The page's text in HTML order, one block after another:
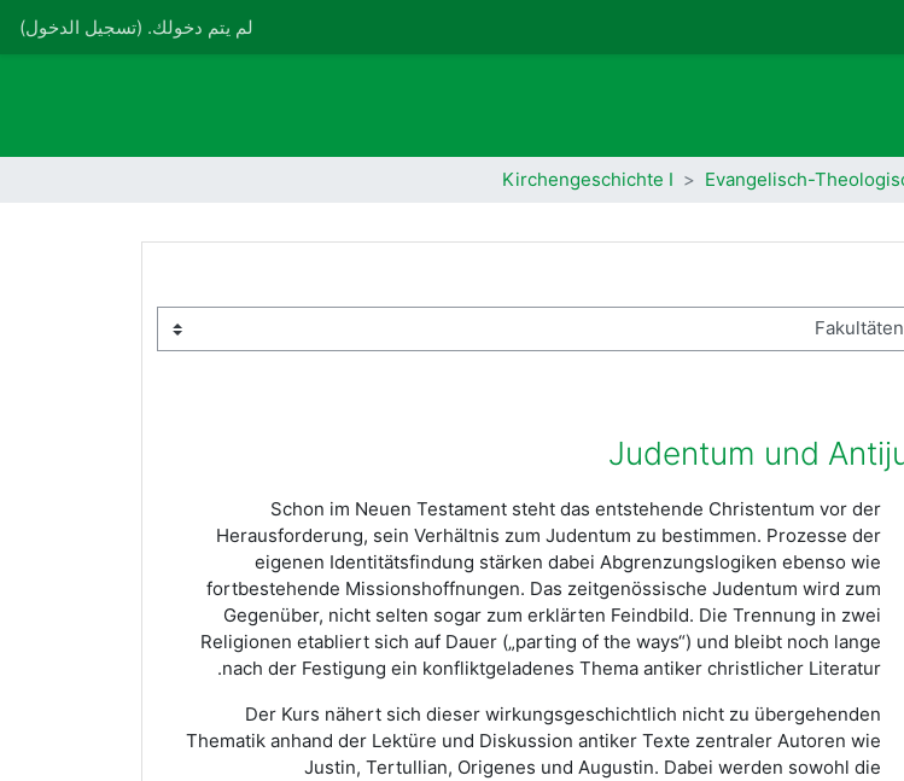
لم يتم دخولك. (تسجيل الدخول)
Kirchengeschichte I
Schon im Neuen Testament steht das entstehende Christentum vor der
Herausforderung, sein Verhältnis zum Judentum zu bestimmen. Prozesse der
eigenen Identitätsfindung stärken dabei Abgrenzungslogiken ebenso wie
fortbestehende Missionshoffnungen. Das zeitgenössische Judentum wird zum
Gegenüber, nicht selten sogar zum erklärten Feindbild. Die Trennung in zwei
Religionen etabliert sich auf Dauer („parting of the ways“) und bleibt noch lange
nach der Festigung ein konfliktgeladenes Thema antiker christlicher Literatur.
Der Kurs nähert sich dieser wirkungsgeschichtlich nicht zu übergehenden
Thematik anhand der Lektüre und Diskussion antiker Texte zentraler Autoren wie
Justin, Tertullian, Origenes und Augustin. Dabei werden sowohl die